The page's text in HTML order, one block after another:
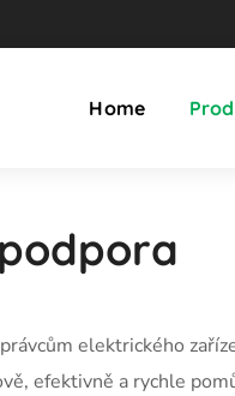
Home
elektrického
efektivně a rychle